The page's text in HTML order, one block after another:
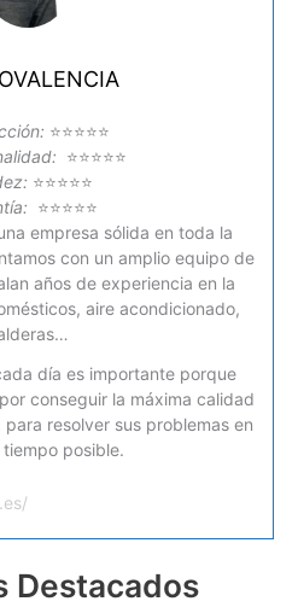
⭐⭐⭐⭐⭐
⭐⭐⭐⭐⭐
⭐⭐⭐⭐⭐
⭐⭐⭐⭐⭐
empresa sólida en toda la
con un amplio equipo de
años de experiencia en la
aire acondicionado,
día es importante porque
conseguir la máxima calidad
resolver sus problemas en
posible.
Destacados